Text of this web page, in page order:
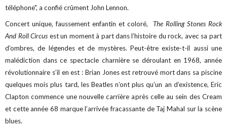
téléphone", a confié crûment John Lennon.
Concert unique, faussement enfantin et coloré, The Rolling Stones Rock
And Roll Circus est un moment à part dans l’histoire du rock, avec sa part
d’ombres, de légendes et de mystères. Peut-être existe-t-il aussi une
malédiction dans ce spectacle charnière se déroulant en 1968, année
révolutionnaire s’il en est : Brian Jones est retrouvé mort dans sa piscine
quelques mois plus tard, les Beatles n’ont plus qu’un an d’existence, Eric
Clapton commence une nouvelle carrière après celle au sein des Cream
et cette année 68 marque l’arrivée fracassante de Taj Mahal sur la scène
blues.